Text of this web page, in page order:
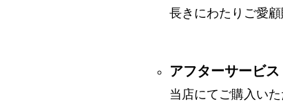
長きにわたりご愛
アフターサービ
当店にてご購入い